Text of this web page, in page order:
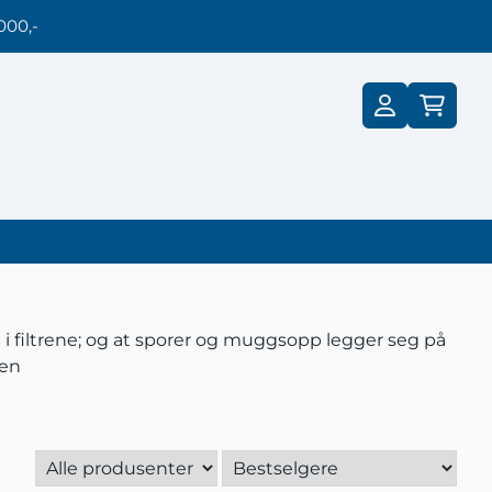
og at sporer og muggsopp legger seg på